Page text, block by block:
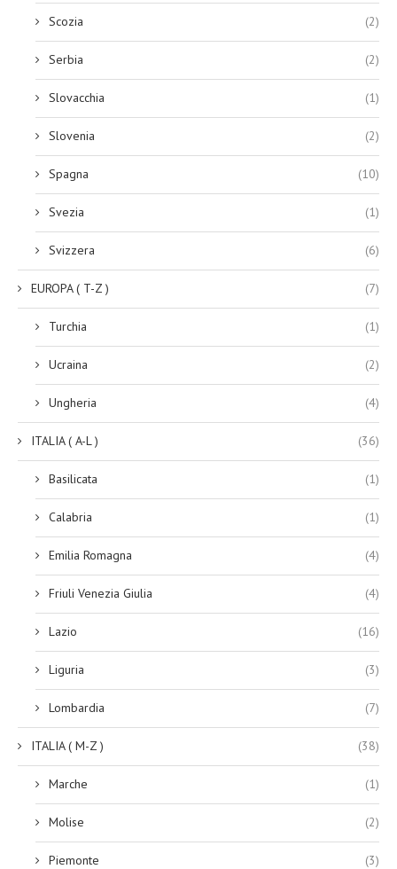
Scozia (2)
Serbia (2)
Slovacchia (1)
Slovenia (2)
Spagna (10)
Svezia (1)
Svizzera (6)
EUROPA ( T-Z ) (7)
Turchia (1)
Ucraina (2)
Ungheria (4)
ITALIA ( A-L ) (36)
Basilicata (1)
Calabria (1)
Emilia Romagna (4)
Friuli Venezia Giulia (4)
Lazio (16)
Liguria (3)
Lombardia (7)
ITALIA ( M-Z ) (38)
Marche (1)
Molise (2)
Piemonte (3)